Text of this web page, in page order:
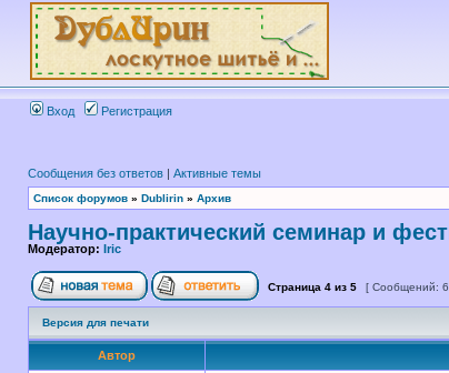
Вход Регистрация
Сообщения без ответов | Активные темы
Список форумов » Dublirin » Архив
Научно-практический семинар и
Модератор: Iric
Страница 4 из 5 [ Сообщений:
Версия для печати
Автор